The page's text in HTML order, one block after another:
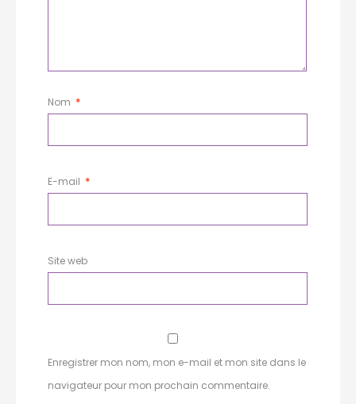
Nom *
E-mail *
Site web
Enregistrer mon nom, mon e-mail et mon site dans le
navigateur pour mon prochain commentaire.